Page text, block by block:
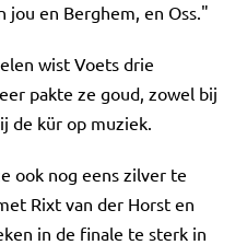
jou en Berghem, en Oss."
wist Voets drie
pakte ze goud, zowel bij
de kür op muziek.
ook nog eens zilver te
Rixt van der Horst en
in de finale te sterk in